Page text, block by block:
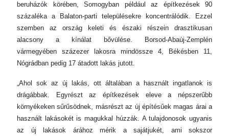
beruházók körében, Somogyban például az építkezések 90
százaléka a Balaton-parti településekre koncentrálódik. Ezzel
szemben az ország keleti és északi részein drasztikusan
alacsony a kínálat bővülése. Borsod-Abaúj-Zemplén
vármegyében százezer lakosra mindössze 4, Békésben 11,
Nógrádban pedig 17 átadott lakás jutott.
„Ahol sok az új lakás, ott általában a használt ingatlanok is
drágábbak. Egyrészt az építkezések eleve a népszerűbb
környékeken sűrűsödnek, másrészt az új építésűek magas árai a
használt lakásokét is magukkal húzzák. A tulajdonosok ugyanis
az új lakások árához mérik a sajátjukét, ami sokszor